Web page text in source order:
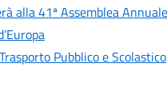
alla 41ª Assemblea Annuale
Pubblico e Scolastico